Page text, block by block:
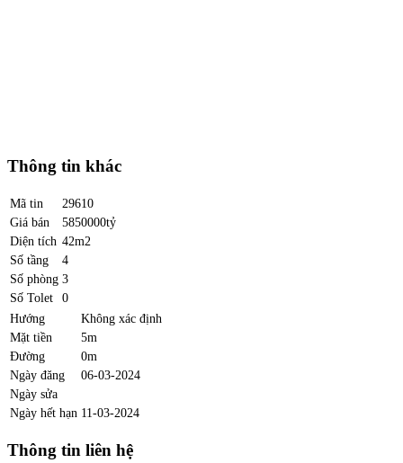
Thông tin khác
Mã tin
29610
Giá bán
5850000tỷ
Diện tích 42m2
Số tầng
4
Số phòng 3
Số Tolet
0
Hướng
Không xác định
Mặt tiền
5m
Đường
0m
Ngày đăng
06-03-2024
Ngày sửa
Ngày hết hạn 11-03-2024
Thông tin liên hệ